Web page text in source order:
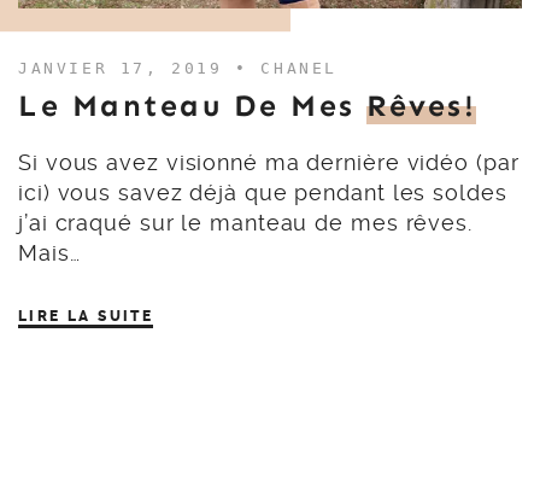
JANVIER 17, 2019 • CHANEL
Le Manteau De Mes Rêves!
Si vous avez visionné ma dernière vidéo (par
ici) vous savez déjà que pendant les soldes
j’ai craqué sur le manteau de mes rêves.
Mais…
LIRE LA SUITE